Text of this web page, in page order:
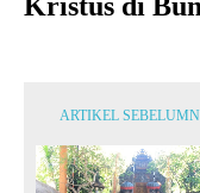
Kristus di
ARTIKEL